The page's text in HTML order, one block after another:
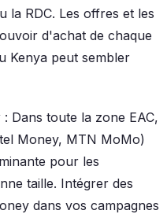
la RDC. Les offres et les
d'achat de chaque
Kenya peut sembler
: Dans toute la zone EAC,
Money, MTN MoMo)
pour les
taille. Intégrer des
dans vos campagnes